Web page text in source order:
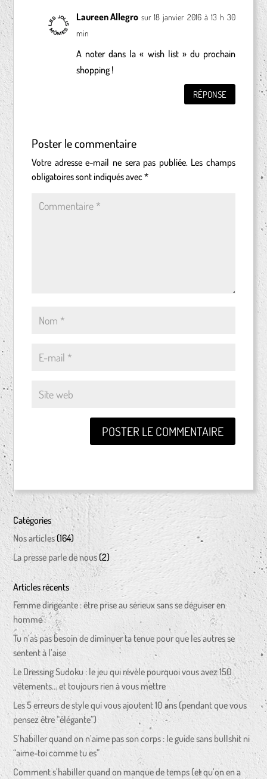
Laureen Allegro sur 18 janvier 2016 à 13 h 30
min
A noter dans la « wish list » du prochain
shopping !
RÉPONSE
Poster le commentaire
Votre adresse e-mail ne sera pas publiée. Les champs
obligatoires sont indiqués avec*
Catégories
Nos articles(164)
La presse parle de nous(2)
Articles récents
Femme dirigeante : être prise au sérieux sans se déguiser en
homme
Tu n’as pas besoin de diminuer ta tenue pour que les autres se
sentent à l’aise
Le Dressing Sudoku : le jeu qui révèle pourquoi vous avez 150
vêtements… et toujours rien à vous mettre
Les 5 erreurs de style qui vous ajoutent 10 ans (pendant que vous
pensez être “élégante”)
S’habiller quand on n’aime pas son corps : le guide sans bullshit ni
“aime-toi comme tu es”
Comment s’habiller quand on manque de temps (et qu’on en a